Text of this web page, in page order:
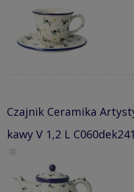
Czajnik Ceramika
kawy V 1,2 L